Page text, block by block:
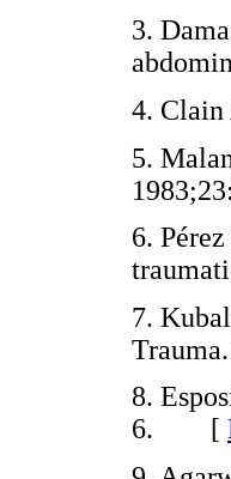
3.
4.
5.
6.
7.
8.
6. [